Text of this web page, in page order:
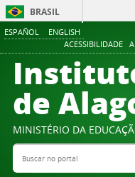
ESPAÑOL ENGLISH
ACESSIBILIDADE
BRASIL
de
MINISTÉRIO DA
Buscar no portal